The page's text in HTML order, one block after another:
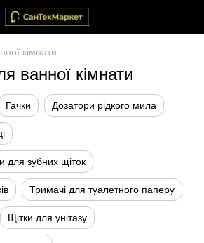
кімнати
ванної кімнати
Гачки Дозатори рідкого мила
для зубних щіток
Тримачі для туалетного паперу
Щітки для унітазу